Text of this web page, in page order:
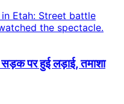
पर हुई लड़ाई, तमाशा